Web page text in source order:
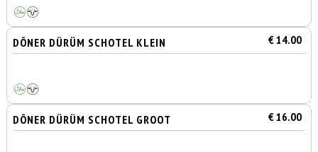
DÖNER DÜRÜM SCHOTEL KLEIN € 14.00
DÖNER DÜRÜM SCHOTEL GROOT € 16.00